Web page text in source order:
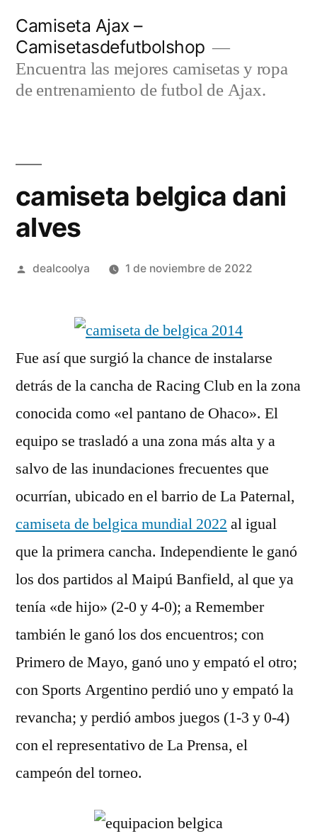
contenido
Camiseta Ajax –
Camisetasdefutbolshop
Encuentra las mejores camisetas y ropa
de entrenamiento de futbol de Ajax.
camiseta belgica dani
alves
Publicado
dealcoolya 1 de noviembre de 2022
Fue así que surgió la chance de instalarse
detrás de la cancha de Racing Club en la zona
conocida como «el pantano de Ohaco». El
equipo se trasladó a una zona más alta y a
salvo de las inundaciones frecuentes que
ocurrían, ubicado en el barrio de La Paternal,
camiseta de belgica mundial 2022 al igual
que la primera cancha. Independiente le ganó
los dos partidos al Maipú Banfield, al que ya
tenía «de hijo» (2-0 y 4-0); a Remember
también le ganó los dos encuentros; con
Primero de Mayo, ganó uno y empató el otro;
con Sports Argentino perdió uno y empató la
revancha; y perdió ambos juegos (1-3 y 0-4)
con el representativo de La Prensa, el
campeón del torneo.